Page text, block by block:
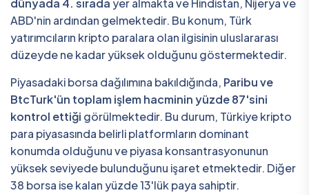
dünyada 4. sıradayer almakta ve Hindistan, Nijerya ve
ABD'nin ardından gelmektedir. Bu konum, Türk
yatırımcıların kripto paralara olan ilgisinin uluslararası
düzeyde ne kadar yüksek olduğunu göstermektedir.
Piyasadaki borsa dağılımına bakıldığında, Paribu ve
BtcTurk'ün toplam işlem hacminin yüzde 87'sini
kontrol ettiği görülmektedir. Bu durum, Türkiye kripto
para piyasasında belirli platformların dominant
konumda olduğunu ve piyasa konsantrasyonunun
yüksek seviyede bulunduğunu işaret etmektedir. Diğer
38 borsa ise kalan yüzde 13'lük paya sahiptir.